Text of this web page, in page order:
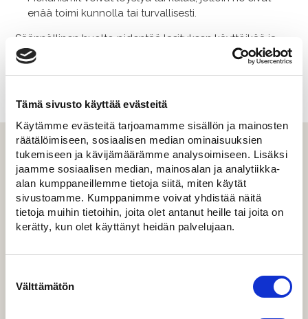
Tämä sivusto käyttää evästeitä
Käytämme evästeitä tarjoamamme sisällön ja mainosten
räätälöimiseen, sosiaalisen median ominaisuuksien
tukemiseen ja kävijämäärämme analysoimiseen. Lisäksi
jaamme sosiaalisen median, mainosalan ja analytiikka-
alan kumppaneillemme tietoja siitä, miten käytät
sivustoamme. Kumppanimme voivat yhdistää näitä
tietoja muihin tietoihin, joita olet antanut heille tai joita on
kerätty, kun olet käyttänyt heidän palvelujaan.
valinta
Välttämätön
enää toimi kunnolla tai turvallisesti.
Säännöllinen huolto pidentää lasituksen käyttöikää ja
varmistaa, että käyttö on vaivatonta. Lisäksi puhdas ja
Pääkaupunkiseutu
Huoltomaksu 235 €
Mahdolliset lisätarvikkeet, kuten uudet osat yms. ja
lisätyöt laskutamme erikseen. Lisätyöt 70€/h.